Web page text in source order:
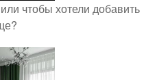
чтобы хотели добавить